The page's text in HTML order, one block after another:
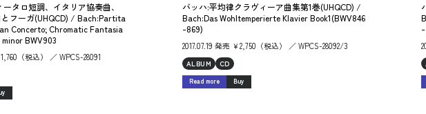
タロ短調、イタリア協奏曲、
フーガ(UHQCD) / Bach:Partita
Concerto; Chromatic Fantasia
BWV903
（税込） ／ WPCS-28091
バッハ:平均律クラヴィーア曲集第1巻(UHQCD) /
Bach:Das Wohltemperierte Klavier Book1(BWV846
-869)
2017.07.19 発売 ￥2,750（税込） ／ WPCS-28092/3
ALBUM CD
Read more Buy